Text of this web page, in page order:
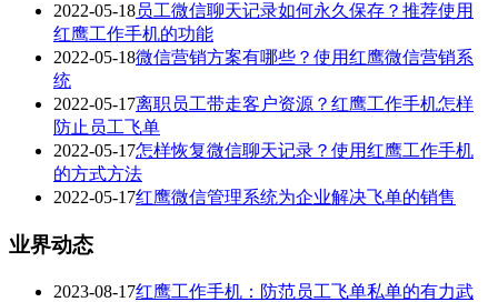
2022-05-18员工微信聊天记录如何永久保存？推荐使用
红鹰工作手机的功能
2022-05-18微信营销方案有哪些？使用红鹰微信营销系
统
2022-05-17离职员工带走客户资源？红鹰工作手机怎样
防止员工飞单
2022-05-17怎样恢复微信聊天记录？使用红鹰工作手机
的方式方法
2022-05-17红鹰微信管理系统为企业解决飞单的销售
业界动态
2023-08-17红鹰工作手机：防范员工飞单私单的有力武